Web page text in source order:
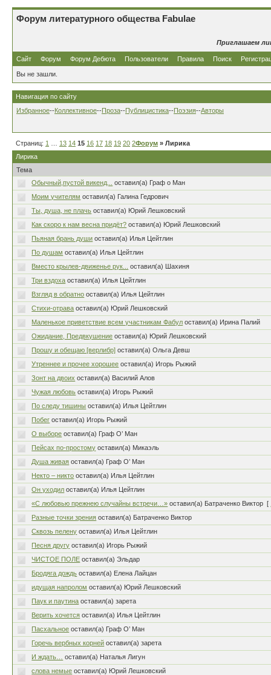
Форум литературного общества Fabulae
Приглашаем
Сайт Форум Форум Дебюта Пользователи Правила Поиск
Вы не зашли.
Навигация по сайту
Избранное--Коллективное--Проза--Публицистика--Поэзия--Авторы
Страниц: 1 13 14 15 16 17 18 19 20 21…80
Форум » Лирика
Лирика
Тема
Обычный,пустой викенд...
оставил(а) Граф о Ман
Моим учителям оставил(а) Галина Гедрович
Ты, душа, не плачь оставил(а) Юрий Лешковский
Как скоро к нам весна придёт? оставил(а) Юрий Лешковский
Пьяная брань души оставил(а) Илья Цейтлин
По душам оставил(а) Илья Цейтлин
Вместо крылев-движенье рук...
оставил(а) Шахиня
Три вздоха оставил(а) Илья Цейтлин
Взгляд в обратно оставил(а) Илья Цейтлин
Стихи-отрава оставил(а) Юрий Лешковский
Маленькое приветствие всем участникам Фабул оставил(а) Ирина Палий
Ожидание, Предвкушение оставил(а) Юрий Лешковский
Прошу и обещаю [верлибр] оставил(а) Ольга Девш
Утреннее и прочее хорошее оставил(а) Игорь Рыжий
Зонт на двоих оставил(а) Василий Алов
Чужая любовь оставил(а) Игорь Рыжий
По следу тишины оставил(а) Илья Цейтлин
Побег оставил(а) Игорь Рыжий
О выборе оставил(а) Граф О’ Ман
Пейсах по-простому оставил(а) Микаэль
Душа живая оставил(а) Граф О’ Ман
Некто – никто оставил(а) Илья Цейтлин
Он уходил оставил(а) Илья Цейтлин
«C любовью прежнею случайны встречи…» оставил(а) Батраченко Виктор [
Разные точки зрения оставил(а) Батраченко Виктор
Сквозь пелену оставил(а) Илья Цейтлин
Песня другу оставил(а) Игорь Рыжий
ЧИСТОЕ ПОЛЕ оставил(а) Эльдар
Бродяга дождь оставил(а) Елена Лайцан
идущая напролом оставил(а) Юрий Лешковский
Паук и паутина оставил(а) зарета
Верить хочется оставил(а) Илья Цейтлин
Пасхальное оставил(а) Граф О’ Ман
Горечь вербных корней оставил(а) зарета
И ждать…
оставил(а) Наталья Лигун
слова немые оставил(а) Юрий Лешковский